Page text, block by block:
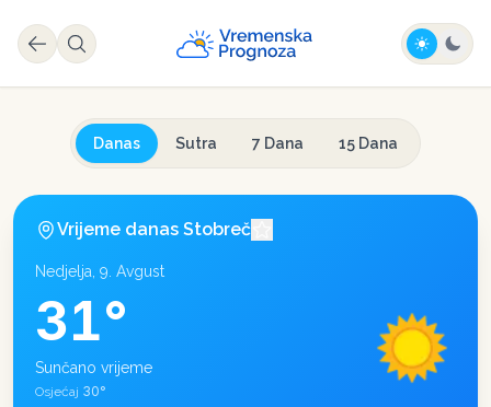
Danas Sutra 7 Dana 15 Dana
Vrijeme danas Stobreč
Nedjelja, 9. Avgust
31°
Sunčano vrijeme
Osjećaj 30°